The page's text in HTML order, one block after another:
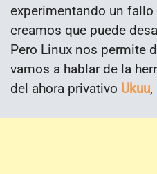
experimentando un
creamos que puede
Pero Linux nos permite
vamos a hablar de la
del ahora privativo Ukuu,